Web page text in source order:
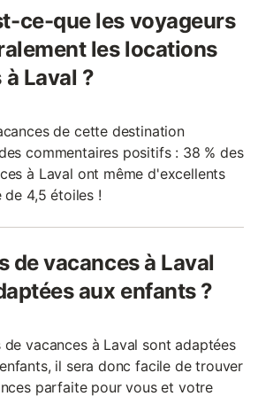
ce-que les voyageurs
les locations
Laval ?
de cette destination
commentaires positifs : 38 % des
à Laval ont même d'excellents
4,5 étoiles !
de vacances à Laval
aux enfants ?
vacances à Laval sont adaptées
il sera donc facile de trouver
parfaite pour vous et votre